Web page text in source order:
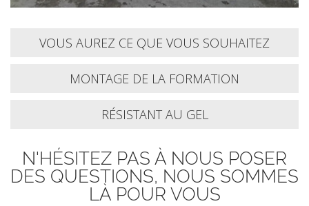
VOUS AUREZ CE QUE VOUS SOUHAITEZ
MONTAGE DE LA FORMATION
RÉSISTANT AU GEL
N'HÉSITEZ PAS À NOUS POSER
DES QUESTIONS, NOUS SOMMES
LÀ POUR VOUS